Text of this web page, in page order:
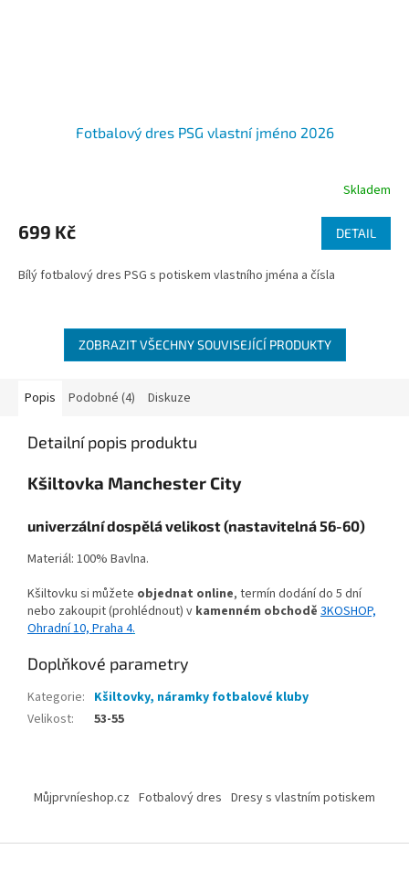
Fotbalový dres PSG vlastní jméno 2026
Skladem
699 Kč DETAIL
Bílý fotbalový dres PSG s potiskem vlastního jména a čísla
ZOBRAZIT VŠECHNY SOUVISEJÍCÍ PRODUKTY
Popis Podobné (4) Diskuze
Detailní popis produktu
Kšiltovka Manchester City
univerzální dospělá velikost (nastavitelná 56-60)
Materiál: 100% Bavlna.
Kšiltovku si můžete objednat online, termín dodání do 5 dní
nebo zakoupit (prohlédnout) v kamenném obchodě 3KOSHOP,
Ohradní 10, Praha 4.
Doplňkové parametry
Kategorie: Kšiltovky, náramky fotbalové kluby
Velikost: 53-55
Můjprvníeshop.cz Fotbalový dres Dresy s vlastním potiskem